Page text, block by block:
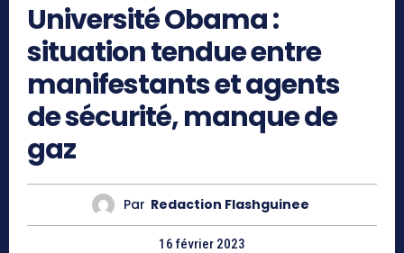
Université Obama :
situation tendue entre
manifestants et agents
de sécurité, manque de
gaz
Par Redaction Flashguinee
16 février 2023